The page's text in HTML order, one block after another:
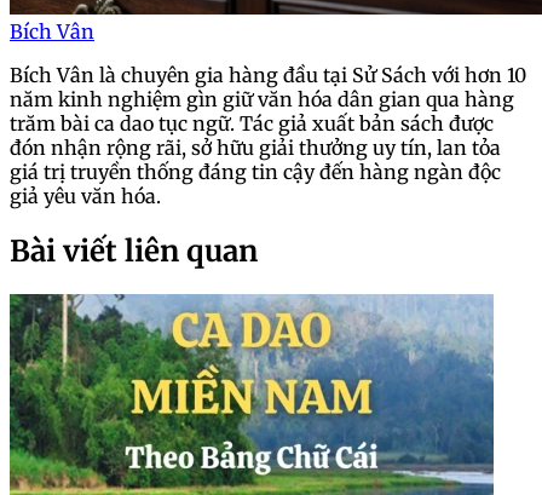
Bích Vân
Bích Vân là chuyên gia hàng đầu tại Sử Sách với hơn 10
năm kinh nghiệm gìn giữ văn hóa dân gian qua hàng
trăm bài ca dao tục ngữ. Tác giả xuất bản sách được
đón nhận rộng rãi, sở hữu giải thưởng uy tín, lan tỏa
giá trị truyền thống đáng tin cậy đến hàng ngàn độc
giả yêu văn hóa.
Bài viết liên quan